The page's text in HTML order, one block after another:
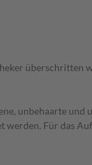
überschritten
unbehaarte
Für das